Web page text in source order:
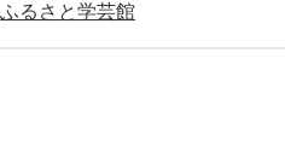
ふるさと学芸館